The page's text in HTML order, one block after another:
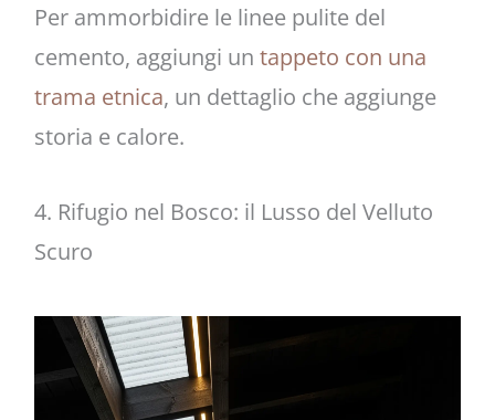
Per ammorbidire le linee pulite del
cemento, aggiungi un tappeto con una
trama etnica, un dettaglio che aggiunge
storia e calore.
4. Rifugio nel Bosco: il Lusso del Velluto
Scuro